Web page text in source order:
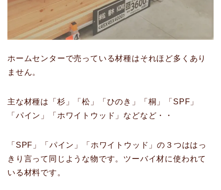
ホームセンターで売っている材種はそれほど多くあり
ません。
主な材種は「杉」「松」「ひのき」「桐」「SPF」
「パイン」「ホワイトウッド」などなど・・
「SPF」「パイン」「ホワイトウッド」の３つははっ
きり言って同じような物です。ツーバイ材に使われて
いる材料です。